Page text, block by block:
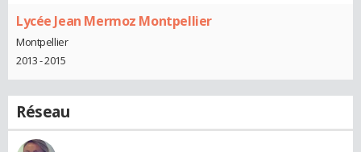
Lycée Jean Mermoz Montpellier
Montpellier
2013 - 2015
Réseau